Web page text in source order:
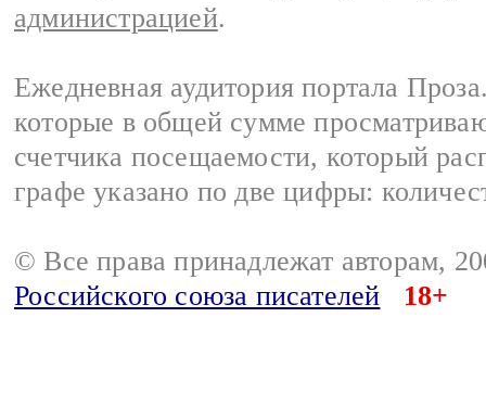
администрацией.
Ежедневная аудитория портала
которые в общей сумме
счетчика посещаемости, который
графе указано по две цифры:
© Все права принадлежат авторам,
Российского союза писателей
18+